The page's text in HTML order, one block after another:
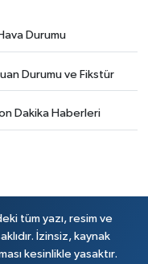
Durumu
Durumu ve Fikstür
Dakika Haberleri
tüm yazı, resim ve
İzinsiz, kaynak
kesinlikle yasaktır.